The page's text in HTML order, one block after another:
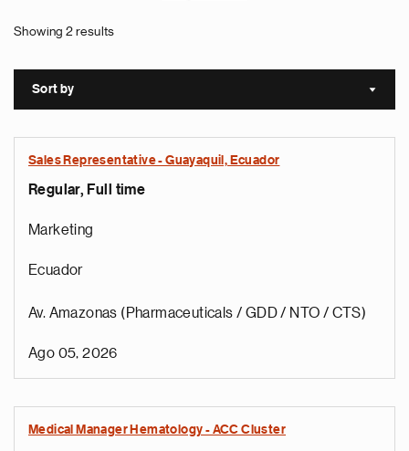
Showing 2 results
Sort by Sort
Sales Representative - Guayaquil, Ecuador
Regular, Full time
Marketing
Ecuador
Av. Amazonas (Pharmaceuticals / GDD / NTO / CTS)
Ago 05, 2026
Medical Manager Hematology - ACC Cluster